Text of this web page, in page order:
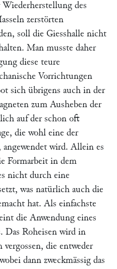
Wiederherstellung des
zerstörten
soll die Giesshalle nicht
Man musste daher
diese teure
Vorrichtungen
sich übrigens auch in der
zum Ausheben der
auf der schon oft
die wohl eine der
wird. Allein es
Formarbeit in dem
nicht durch eine
was natürlich auch die
hat. Als einfachste
die Anwendung eines
Das Roheisen wird in
vergossen, die entweder
dann zweckmässig das